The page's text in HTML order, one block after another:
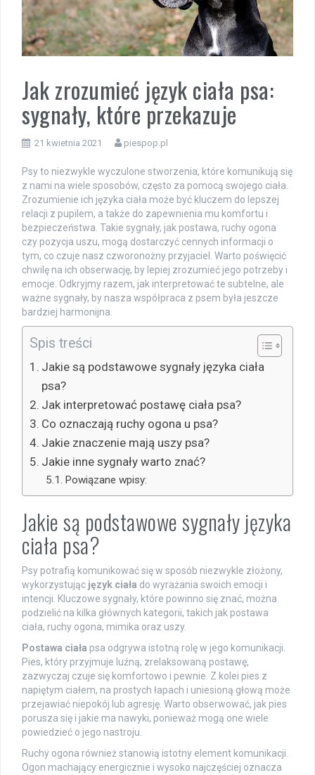
Jak zrozumieć język ciała psa:
sygnały, które przekazuje
21 kwietnia 2021 piespop.pl
Psy to niezwykle wyczulone stworzenia, które komunikują się
z nami na wiele sposobów, często za pomocą swojego ciała.
Zrozumienie ich języka ciała może być kluczem do lepszej
relacji z pupilem, a także do zapewnienia mu komfortu i
bezpieczeństwa. Takie sygnały, jak postawa, ruchy ogona
czy pozycja uszu, mogą dostarczyć cennych informacji o
tym, co czuje nasz czworonożny przyjaciel. Warto poświęcić
chwilę na ich obserwację, by lepiej zrozumieć jego potrzeby i
emocje. Odkryjmy razem, jak interpretować te subtelne, ale
ważne sygnały, by nasza współpraca z psem była jeszcze
bardziej harmonijna.
Spis treści
Jakie są podstawowe sygnały języka ciała
psa?
Jak interpretować postawę ciała psa?
Co oznaczają ruchy ogona u psa?
Jakie znaczenie mają uszy psa?
Jakie inne sygnały warto znać?
Powiązane wpisy:
Jakie są podstawowe sygnały języka
ciała psa?
Psy potrafią komunikować się w sposób niezwykle złożony,
wykorzystując język ciała do wyrażania swoich emocji i
intencji. Kluczowe sygnały, które powinno się znać, można
podzielić na kilka głównych kategorii, takich jak postawa
ciała, ruchy ogona, mimika oraz uszy.
Postawa ciała psa odgrywa istotną rolę w jego komunikacji.
Pies, który przyjmuje luźną, zrelaksowaną postawę,
zazwyczaj czuje się komfortowo i pewnie. Z kolei pies z
napiętym ciałem, na prostych łapach i uniesioną głową może
przejawiać niepokój lub agresję. Warto obserwować, jak pies
porusza się i jakie ma nawyki, ponieważ mogą one wiele
powiedzieć o jego nastroju.
Ruchy ogona również stanowią istotny element komunikacji.
Ogon machający energicznie i wysoko najczęściej oznacza